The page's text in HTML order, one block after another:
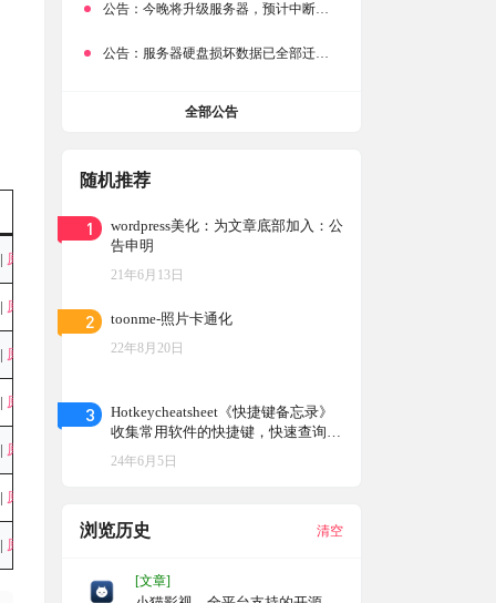
| 原始
| 原始
| 原始
| 原始
| 原始
| 原始
| 原始
公告： 今晚将升级服务器，预计中断时常为1分钟
公告： 服务器硬盘损坏数据已全部迁移备份，网站恢复完成！
全部公告
随机推荐
1
wordpress美化：为文章底部加入：公
告申明
21年6月13日
2 toonme-照片卡通化
22年8月20日
3
Hotkeycheatsheet《快捷键备忘录》
收集常用软件的快捷键，快速查询A
PP快捷键，提高效率
24年6月5日
浏览历史 清空
[文章]